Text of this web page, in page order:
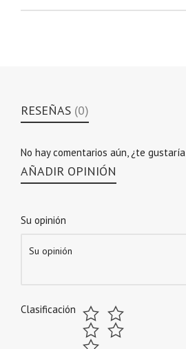
RESEÑAS (0)
No hay comentarios aún, ¿te gustaría
AÑADIR OPINIÓN
Su opinión
Clasificación